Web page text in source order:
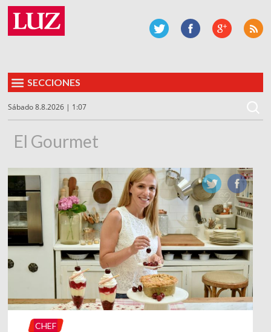
SECCIONES
Sábado 8.8.2026 | 1:07
El Gourmet
CHEF